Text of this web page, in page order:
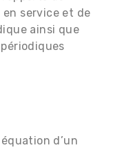
service et de
ainsi que
d’un